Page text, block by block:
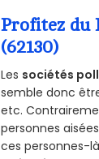
Profitez du
(62130)
Les sociétés
semble donc
etc.
personnes
ces personnes-